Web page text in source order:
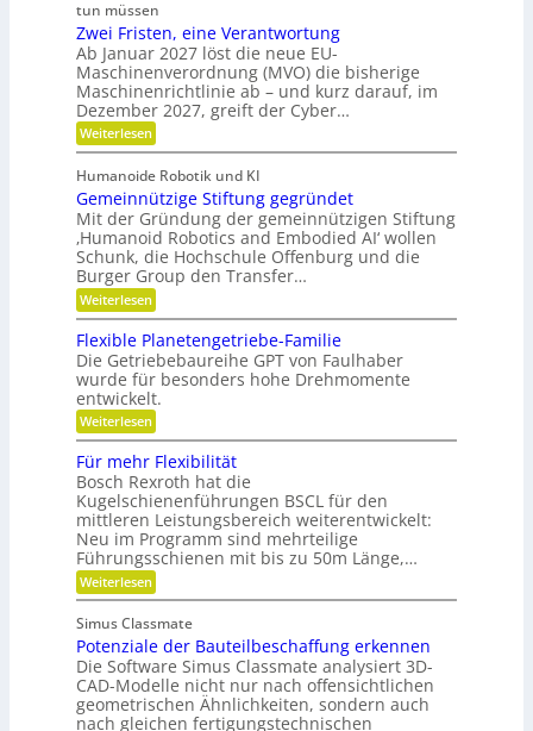
t
o
f
f
b
r
n
c
h
e
k
Ö
l
a
u
s
g
e
i
c
h
e
b
e
l
o
s
h
e
r
R
o
u
t
e
g
e
n
e
r
a
t
i
o
n
i
t
u
r
-
S
e
n
s
o
r
e
n
f
ü
r
R
o
b
o
t
e
r
g
r
e
f
e
r
tun müssen
Zwei Fristen, eine Verantwortung
Ab Januar 2027 löst die neue EU-
Maschinenverordnung (MVO) die bisherige
Maschinenrichtlinie ab – und kurz darauf, im
Dezember 2027, greift der Cyber…
Weiterlesen:
Z
e
i
F
r
i
s
t
e
n
,
e
i
n
e
V
e
a
n
t
w
o
r
t
u
n
Humanoide Robotik und KI
Gemeinnützige Stiftung gegründet
Mit der Gründung der gemeinnützigen Stiftung
‚Humanoid Robotics and Embodied AI‘ wollen
Schunk, die Hochschule Offenburg und die
Burger Group den Transfer…
Weiterlesen:
G
e
m
e
i
n
n
ü
z
i
g
e
S
t
i
f
t
n
g
g
e
g
r
Flexible Planetengetriebe-Familie
Die Getriebebaureihe GPT von Faulhaber
wurde für besonders hohe Drehmomente
entwickelt.
Weiterlesen:
F
e
x
i
b
l
e
P
l
a
n
t
e
n
g
e
Für mehr Flexibilität
Bosch Rexroth hat die
Kugelschienenführungen BSCL für den
mittleren Leistungsbereich weiterentwickelt:
Neu im Programm sind mehrteilige
Führungsschienen mit bis zu 50m Länge,…
Weiterlesen:
F
r
m
e
h
r
F
Simus Classmate
Potenziale der Bauteilbeschaffung erkennen
Die Software Simus Classmate analysiert 3D-
CAD-Modelle nicht nur nach offensichtlichen
geometrischen Ähnlichkeiten, sondern auch
nach gleichen fertigungstechnischen